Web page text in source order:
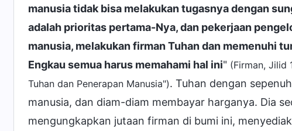
manusia tidak bisa melakukan tugasnya dengan
adalah prioritas pertama-Nya, dan pekerjaan
manusia, melakukan firman Tuhan dan memenuhi
Engkau semua harus memahami hal ini" (Firman, Jilid
Tuhan dan Penerapan Manusia"). Tuhan dengan
manusia, dan diam-diam membayar harganya. Dia
mengungkapkan jutaan firman di bumi ini,